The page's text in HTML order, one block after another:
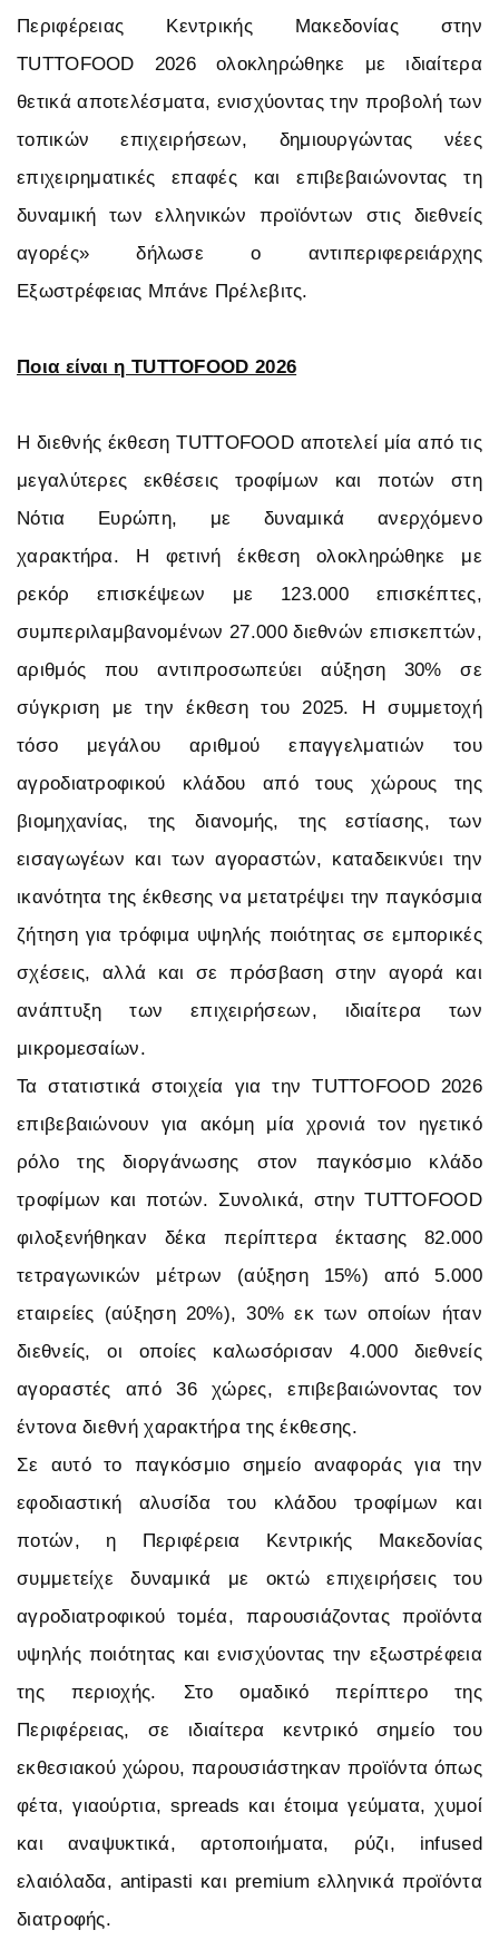
Περιφέρειας Κεντρικής Μακεδονίας στην
TUTTOFOOD 2026 ολοκληρώθηκε με ιδιαίτερα
θετικά αποτελέσματα, ενισχύοντας την προβολή των
τοπικών επιχειρήσεων, δημιουργώντας νέες
επιχειρηματικές επαφές και επιβεβαιώνοντας τη
δυναμική των ελληνικών προϊόντων στις διεθνείς
αγορές» δήλωσε ο αντιπεριφερειάρχης
Εξωστρέφειας Μπάνε Πρέλεβιτς.
Ποια είναι η TUTTOFOOD 2026
Η διεθνής έκθεση TUTTOFOOD αποτελεί μία από τις
μεγαλύτερες εκθέσεις τροφίμων και ποτών στη
Νότια Ευρώπη, με δυναμικά ανερχόμενο
χαρακτήρα. Η φετινή έκθεση ολοκληρώθηκε με
ρεκόρ επισκέψεων με 123.000 επισκέπτες,
συμπεριλαμβανομένων 27.000 διεθνών επισκεπτών,
αριθμός που αντιπροσωπεύει αύξηση 30% σε
σύγκριση με την έκθεση του 2025. Η συμμετοχή
τόσο μεγάλου αριθμού επαγγελματιών του
αγροδιατροφικού κλάδου από τους χώρους της
βιομηχανίας, της διανομής, της εστίασης, των
εισαγωγέων και των αγοραστών, καταδεικνύει την
ικανότητα της έκθεσης να μετατρέψει την παγκόσμια
ζήτηση για τρόφιμα υψηλής ποιότητας σε εμπορικές
σχέσεις, αλλά και σε πρόσβαση στην αγορά και
ανάπτυξη των επιχειρήσεων, ιδιαίτερα των
μικρομεσαίων.
Τα στατιστικά στοιχεία για την TUTTOFOOD 2026
επιβεβαιώνουν για ακόμη μία χρονιά τον ηγετικό
ρόλο της διοργάνωσης στον παγκόσμιο κλάδο
τροφίμων και ποτών. Συνολικά, στην TUTTOFOOD
φιλοξενήθηκαν δέκα περίπτερα έκτασης 82.000
τετραγωνικών μέτρων (αύξηση 15%) από 5.000
εταιρείες (αύξηση 20%), 30% εκ των οποίων ήταν
διεθνείς, οι οποίες καλωσόρισαν 4.000 διεθνείς
αγοραστές από 36 χώρες, επιβεβαιώνοντας τον
έντονα διεθνή χαρακτήρα της έκθεσης.
Σε αυτό το παγκόσμιο σημείο αναφοράς για την
εφοδιαστική αλυσίδα του κλάδου τροφίμων και
ποτών, η Περιφέρεια Κεντρικής Μακεδονίας
συμμετείχε δυναμικά με οκτώ επιχειρήσεις του
αγροδιατροφικού τομέα, παρουσιάζοντας προϊόντα
υψηλής ποιότητας και ενισχύοντας την εξωστρέφεια
της περιοχής. Στο ομαδικό περίπτερο της
Περιφέρειας, σε ιδιαίτερα κεντρικό σημείο του
εκθεσιακού χώρου, παρουσιάστηκαν προϊόντα όπως
φέτα, γιαούρτια, spreads και έτοιμα γεύματα, χυμοί
και αναψυκτικά, αρτοποιήματα, ρύζι, infused
ελαιόλαδα, antipasti και premium ελληνικά προϊόντα
διατροφής.